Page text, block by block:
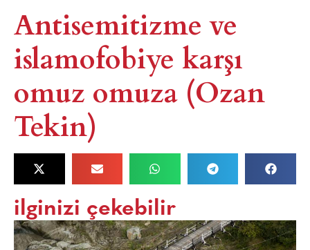
Antisemitizme ve
islamofobiye karşı
omuz omuza (Ozan
Tekin)
ilginizi çekebilir